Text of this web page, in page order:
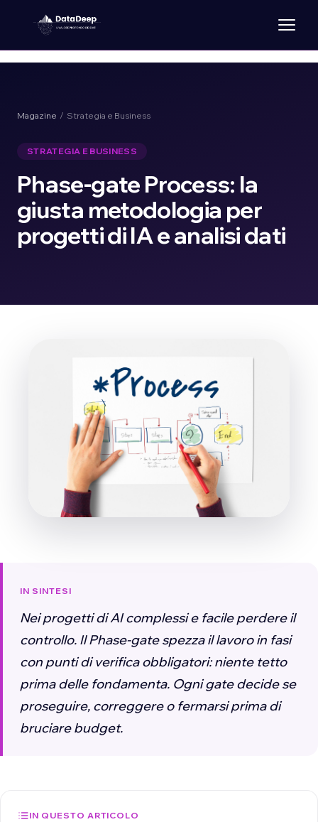
Magazine / Strategia e Business
STRATEGIA E BUSINESS
Phase-gate Process: la
giusta metodologia per
progetti di IA e analisi dati
IN SINTESI
Nei progetti di AI complessi e facile perdere il
controllo. Il Phase-gate spezza il lavoro in fasi
con punti di verifica obbligatori: niente tetto
prima delle fondamenta. Ogni gate decide se
proseguire, correggere o fermarsi prima di
bruciare budget.
IN QUESTO ARTICOLO